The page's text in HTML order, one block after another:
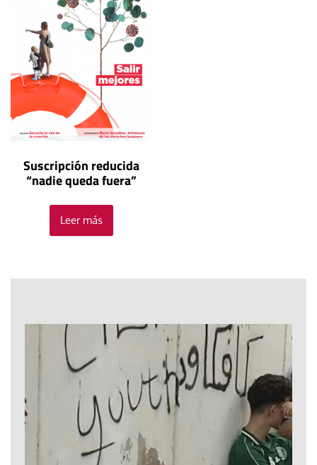
Suscripción reducida
“nadie queda fuera”
Leer más